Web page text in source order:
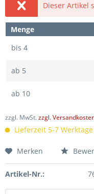
Dieser Artikel
Menge
bis 4
ab 5
ab 10
zzgl. MwSt.zzgl.
Lieferzeit 5-7 Werktage
Merken
Artikel-Nr.: